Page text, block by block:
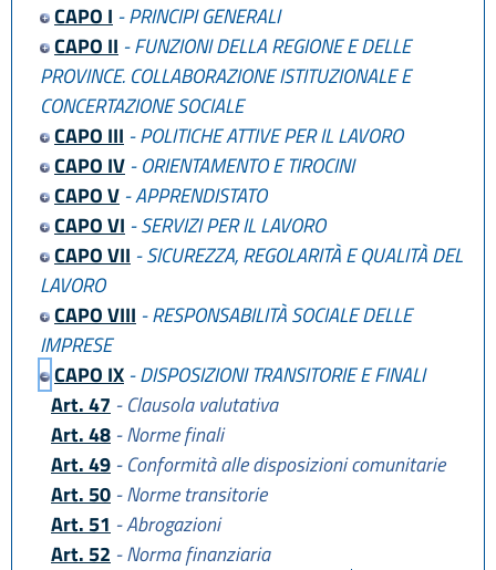
CAPO I - PRINCIPI GENERALI
CAPO II - FUNZIONI DELLA REGIONE E DELLE
PROVINCE. COLLABORAZIONE ISTITUZIONALE E
CONCERTAZIONE SOCIALE
CAPO III - POLITICHE ATTIVE PER IL LAVORO
CAPO IV- ORIENTAMENTO E TIROCINI
CAPO V- APPRENDISTATO
CAPO VI - SERVIZI PER IL LAVORO
CAPO VII - SICUREZZA, REGOLARITÀ E QUALITÀ DEL
LAVORO
CAPO VIII - RESPONSABILITÀ SOCIALE DELLE
IMPRESE
CAPO IX- DISPOSIZIONI TRANSITORIE E FINALI
Art. 47 - Clausola valutativa
Art. 48 - Norme finali
Art. 49 - Conformità alle disposizioni comunitarie
Art. 50 - Norme transitorie
Art. 51 - Abrogazioni
Art. 52 - Norma finanziaria